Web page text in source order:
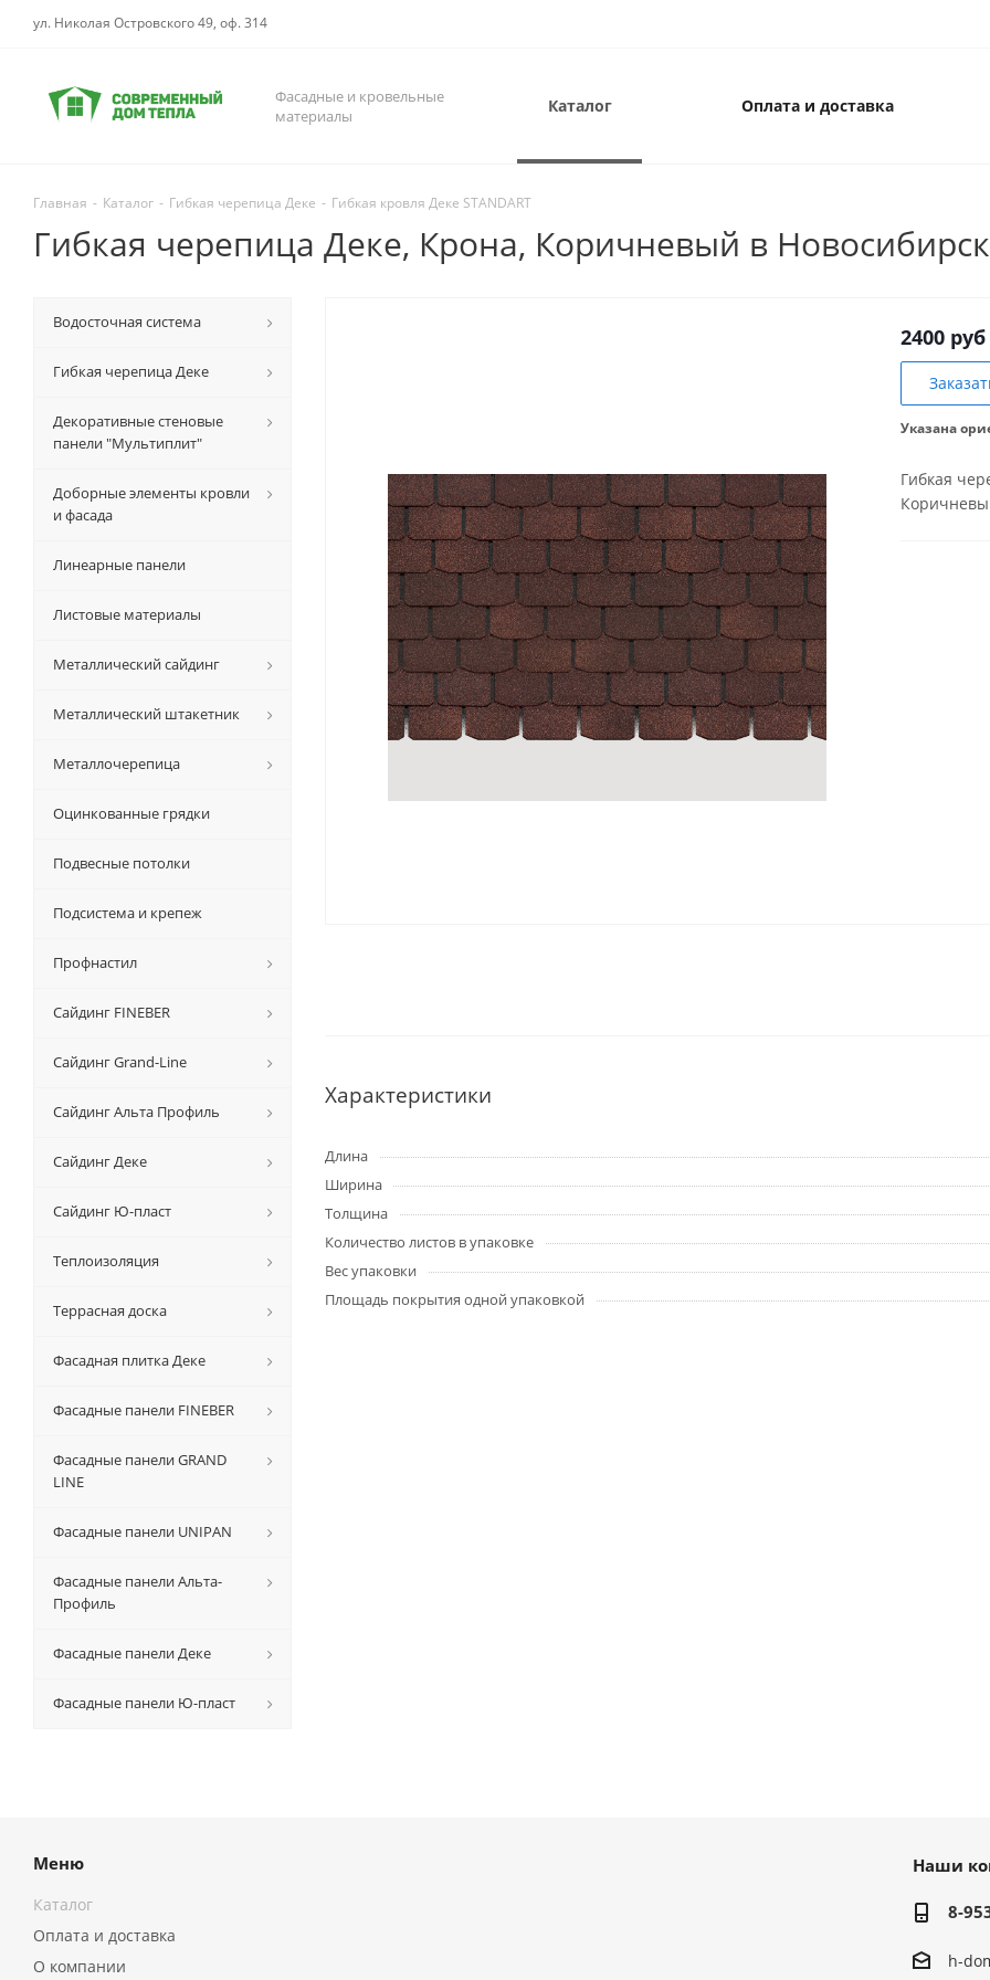
ул. Николая Островского 49, оф. 314
Фасадные и кровельные
материалы
Каталог Оплата и доставка
Главная - Каталог - Гибкая черепица Деке - Гибкая кровля Деке STANDART
Гибкая черепица Деке, Крона, Коричневый в
2400
Указана
Гибкая
Характеристики
Длина
Ширина
Толщина
Количество листов в упаковке
Вес упаковки
Площадь покрытия одной упаковкой
Водосточная система
Гибкая черепица Деке
Декоративные стеновые
панели "Мультиплит"
Доборные элементы кровли
и фасада
Линеарные панели
Листовые материалы
Металлический сайдинг
Металлический штакетник
Металлочерепица
Оцинкованные грядки
Подвесные потолки
Подсистема и крепеж
Профнастил
Сайдинг FINEBER
Сайдинг Grand-Line
Сайдинг Альта Профиль
Сайдинг Деке
Сайдинг Ю-пласт
Теплоизоляция
Террасная доска
Фасадная плитка Деке
Фасадные панели FINEBER
Фасадные панели GRAND
LINE
Фасадные панели UNIPAN
Фасадные панели Альта-
Профиль
Фасадные панели Деке
Фасадные панели Ю-пласт
Меню
Каталог
Оплата и доставка
О компании
Наши
8-
h-